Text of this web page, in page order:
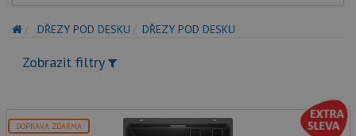
DŘEZY POD DESKU DŘEZY POD DESKU
Zobrazit filtry
DOPRAVA ZDARMA